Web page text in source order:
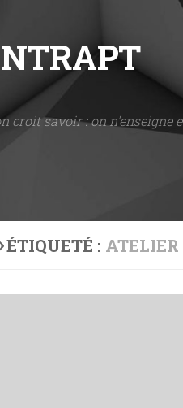
croit savoir : on n'enseigne
ÉTIQUETÉ : ATELIER